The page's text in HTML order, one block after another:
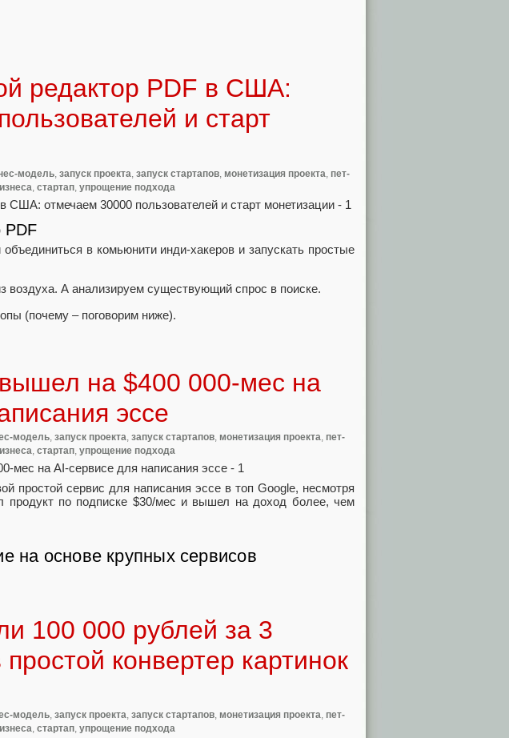
редактор PDF в США:
и старт
модель запуск проекта запуск стартапов монетизация проекта пет-
стартап упрощение подхода
PDF
в комьюнити инди-хакеров и запускать простые
воздуха. А анализируем существующий спрос в поиске.
(почему – поговорим ниже).
вышел на $400 000-мес на
эссе
модель, запуск проекта, запуск стартапов, монетизация проекта, пет-
, стартап, упрощение подхода
простой сервис для написания эссе в топ Google, несмотря
продукт по подписке $30/мес и вышел на доход более, чем
на основе крупных сервисов
100 000 рублей за 3
конвертер картинок
модель запуск проекта запуск стартапов монетизация проекта пет-
стартап упрощение подхода